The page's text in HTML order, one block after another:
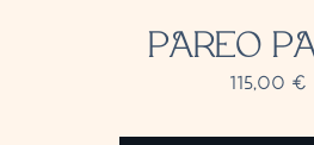
PAREO
115,00 €